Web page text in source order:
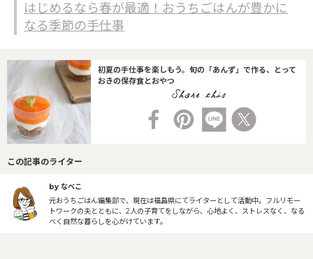
はじめるなら春が最適！おうちごはんが豊かに
なる季節の手仕事
初夏の手仕事を楽しもう。旬の「あんず」で作る、とって
おきの保存食とおやつ
この記事のライター
by なべこ
元おうちごはん編集部で、現在は福島県にてライターとして活動中。フルリモー
トワークの夫とともに、2人の子育てをしながら、心地よく、ストレスなく、なる
べく自然な暮らしを心がけています。